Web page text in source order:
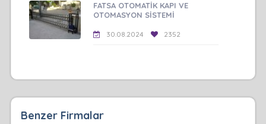
FATSA OTOMATİK KAPI VE
OTOMASYON SİSTEMİ
30.08.2024 2352
Benzer Firmalar